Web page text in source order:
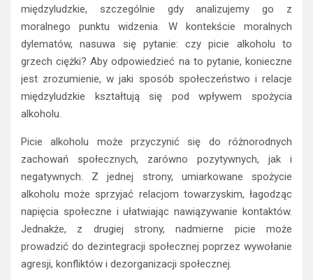
międzyludzkie, szczególnie gdy analizujemy go z
moralnego punktu widzenia. W kontekście moralnych
dylematów, nasuwa się pytanie: czy picie alkoholu to
grzech ciężki? Aby odpowiedzieć na to pytanie, konieczne
jest zrozumienie, w jaki sposób społeczeństwo i relacje
międzyludzkie kształtują się pod wpływem spożycia
alkoholu.
Picie alkoholu może przyczynić się do różnorodnych
zachowań społecznych, zarówno pozytywnych, jak i
negatywnych. Z jednej strony, umiarkowane spożycie
alkoholu może sprzyjać relacjom towarzyskim, łagodząc
napięcia społeczne i ułatwiając nawiązywanie kontaktów.
Jednakże, z drugiej strony, nadmierne picie może
prowadzić do dezintegracji społecznej poprzez wywołanie
agresji, konfliktów i dezorganizacji społecznej.